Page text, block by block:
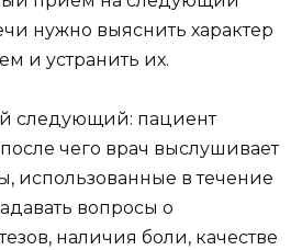
нужно выяснить характер
и устранить их.
следующий: пациент
чего врач выслушивает
использованные в течение
вопросы о
наличия боли, качестве